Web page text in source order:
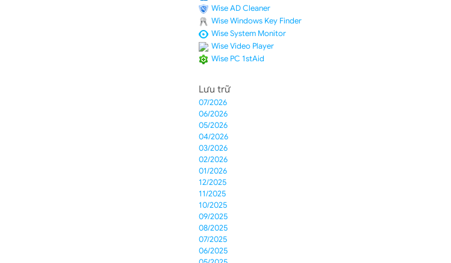
Wise AD Cleaner
Wise Windows Key Finder
Wise System Monitor
Wise Video Player
Wise PC 1stAid
Lưu trữ
07/2026
06/2026
05/2026
04/2026
03/2026
02/2026
01/2026
12/2025
11/2025
10/2025
09/2025
08/2025
07/2025
06/2025